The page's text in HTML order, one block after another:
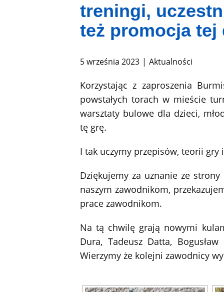
treningi,
też promocja
5 września 2023 Aktualności
Korzystając z zaproszenia
powstałych torach w mieście
warsztaty bulowe dla dzieci,
tę grę.
I tak uczymy przepisów, teorii
Dziękujemy za uznanie ze
naszym zawodnikom,
prace zawodnikom.
Na tą chwilę grają nowymi
Dura, Tadeusz Datta,
Wierzymy że kolejni zawodnicy